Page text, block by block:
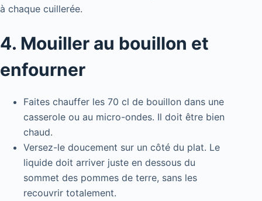
à chaque cuillerée.
4. Mouiller au bouillon et
enfourner
Faites chauffer les 70 cl de bouillon dans une
casserole ou au micro-ondes. Il doit être bien
chaud.
Versez-le doucement sur un côté du plat. Le
liquide doit arriver juste en dessous du
sommet des pommes de terre, sans les
recouvrir totalement.